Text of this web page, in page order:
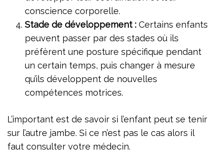
conscience corporelle.
Stade de développement : Certains enfants
peuvent passer par des stades où ils
préfèrent une posture spécifique pendant
un certain temps, puis changer à mesure
qu’ils développent de nouvelles
compétences motrices.
L’important est de savoir si l’enfant peut se tenir
sur l’autre jambe. Si ce n’est pas le cas alors il
faut consulter votre médecin.